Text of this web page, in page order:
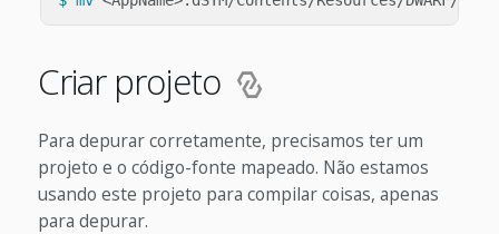
Criar projeto
Para depurar corretamente, precisamos ter um
projeto e o código-fonte mapeado. Não estamos
usando este projeto para compilar coisas, apenas
para depurar.